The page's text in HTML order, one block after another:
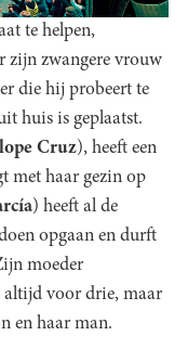
te helpen,
zijn zwangere vrouw
die hij probeert te
huis is geplaatst.
Cruz), heeft een
met haar gezin op
) heeft al de
opgaan en durft
moeder
altijd voor drie, maar
en haar man.